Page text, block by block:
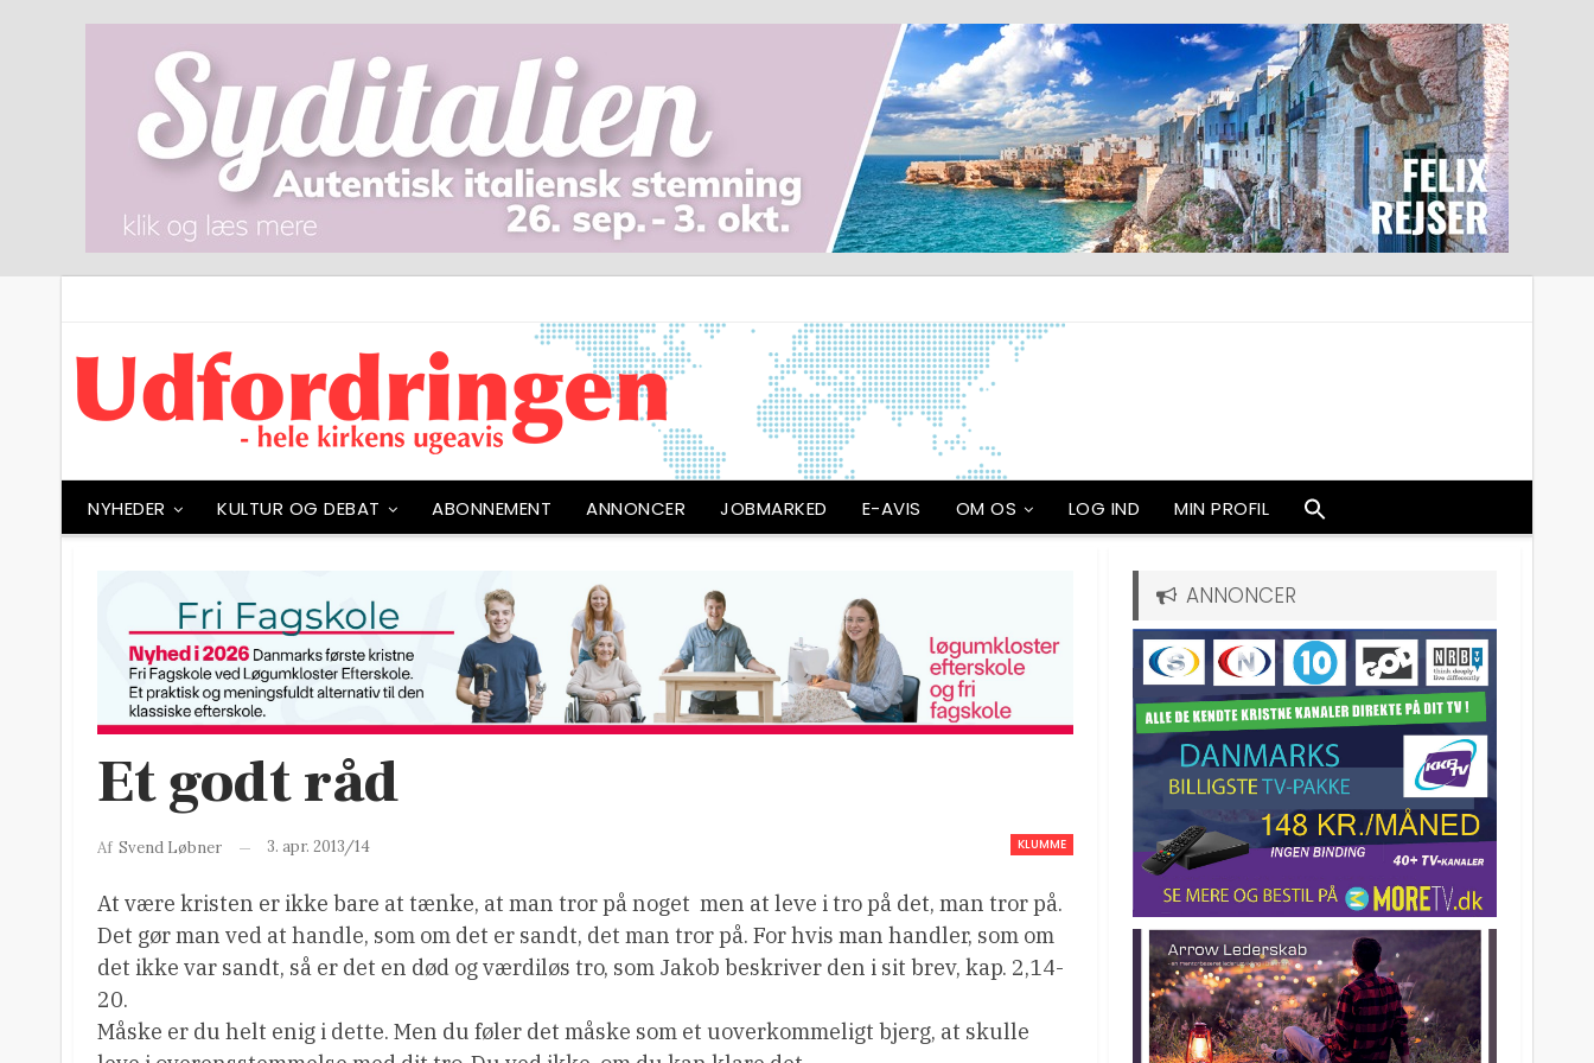
NYHEDER KULTUR OG DEBAT ABONNEMENT ANNONCER JOBMARKED E-AVIS OM OS LOG IND MIN PROFIL
Et godt råd
KLUMME
Af Svend Løbner 3. apr. 2013/14
At være kristen er ikke bare at tænke, at man tror på noget  men at leve i tro på det, man tror på.
Det gør man ved at handle, som om det er sandt, det man tror på. For hvis man handler, som om
det ikke var sandt, så er det en død og værdiløs tro, som Jakob beskriver den i sit brev, kap. 2,14-
20.
Måske er du helt enig i dette. Men du føler det måske som et uoverkommeligt bjerg, at skulle
ANNONCER